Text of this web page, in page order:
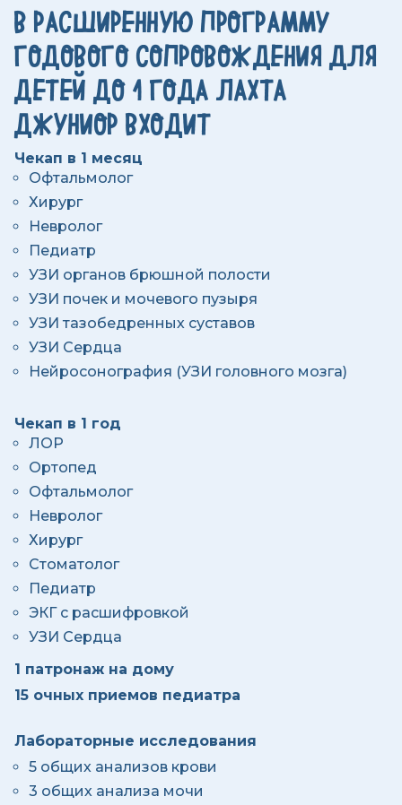
В РАСШИРЕННУЮ ПРОГРАММУ
ГОДОВОГО СОПРОВОЖДЕНИЯ ДЛЯ
ДЕТЕЙ ДО 1 ГОДА ЛАХТА
ДЖУНИОР ВХОДИТ
Чекап в 1 месяц
Офтальмолог
Хирург
Невролог
Педиатр
УЗИ органов брюшной полости
УЗИ почек и мочевого пузыря
УЗИ тазобедренных суставов
УЗИ Сердца
Нейросонография (УЗИ головного мозга)
Чекап в 1 год
ЛОР
Ортопед
Офтальмолог
Невролог
Хирург
Стоматолог
Педиатр
ЭКГ с расшифровкой
УЗИ Сердца
1 патронаж на дому
15 очных приемов педиатра
Лабораторные исследования
5 общих анализов крови
3 общих анализа мочи